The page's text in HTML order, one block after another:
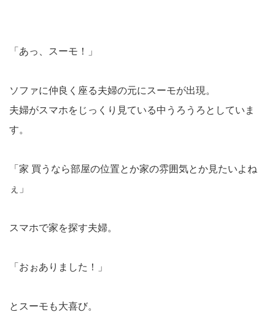
「あっ、スーモ！」
ソファに仲良く座る夫婦の元にスーモが出現。
夫婦がスマホをじっくり見ている中うろうろとしていま
す。
「家 買うなら部屋の位置とか家の雰囲気とか見たいよね
ぇ」
スマホで家を探す夫婦。
「おぉありました！」
とスーモも大喜び。